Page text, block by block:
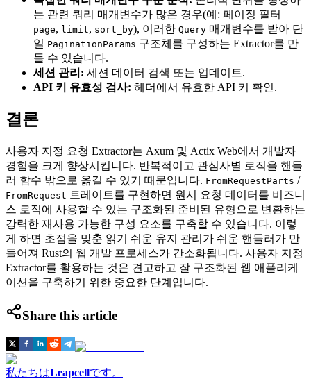
는 관련 쿼리 매개변수가 많은 경우(예: 페이징 필터
page, limit, sort_by), 이러한 Query 매개변수를 받아 단
일 PaginationParams 구조체를 구성하는 Extractor를 만
들 수 있습니다.
세션 관리: 세션 데이터 검색 또는 업데이트.
API 키 유효성 검사: 헤더에서 유효한 API 키 확인.
결론
사용자 지정 요청 Extractor는 Axum 및 Actix Web에서 개발자
경험을 크게 향상시킵니다. 반복적이고 관심사별 로직을 핸들
러 함수 밖으로 옮길 수 있기 때문입니다. FromRequestParts /
FromRequest 트레이트를 구현하면 원시 요청 데이터를 비즈니
스 로직에 사용할 수 있는 구조화된 준비된 유형으로 변환하는
강력한 재사용 가능한 구성 요소를 구축할 수 있습니다. 이렇
게 하면 초점을 맞춘 읽기 쉬운 유지 관리가 쉬운 핸들러가 만
들어져 Rust의 웹 개발 프로세스가 간소화됩니다. 사용자 지정
Extractor를 활용하는 것은 견고하고 잘 구조화된 웹 애플리케
이션을 구축하기 위한 중요한 단계입니다.
Share this article
私たちはLeapcellです。